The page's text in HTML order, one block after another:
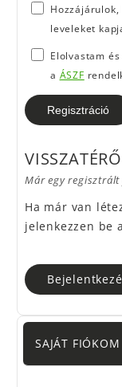
leveleket
Elolvastam
a ÁSZF
Már egy
Ha már van
jelenkezzen be
SAJÁT FIÓKOM